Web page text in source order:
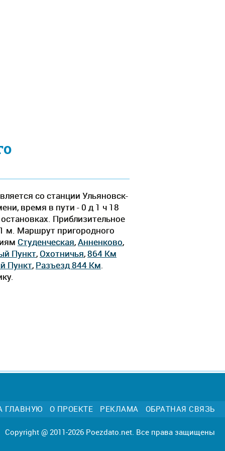
со станции Ульяновск-
время в пути - 0 д 1 ч 18
Приблизительное
м. Маршрут пригородного
Студенческая,Анненково,
Пункт,Охотничья,864 Км
Пункт, Разъезд 844 Км.
ГЛАВНУЮ О ПРОЕКТЕ РЕКЛАМА ОБРАТНАЯ СВЯЗЬ
Copyright @ 2011-2026 Poezdato.net. Все права защищены